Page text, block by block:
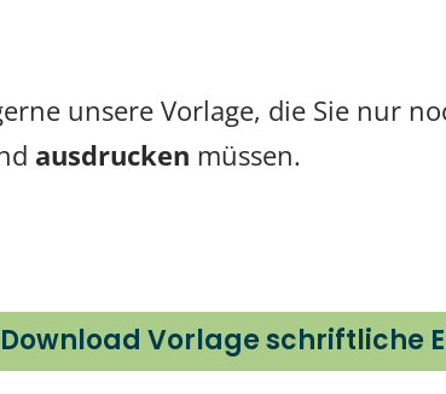
unsere Vorlage, die Sie nur
ausdrucken müssen.
Download Vorlage schriftliche